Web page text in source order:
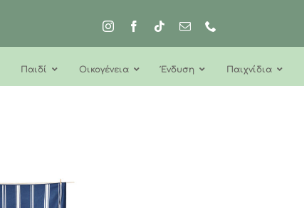
Παιδί Οικογένεια Ένδυση Παιχνίδια